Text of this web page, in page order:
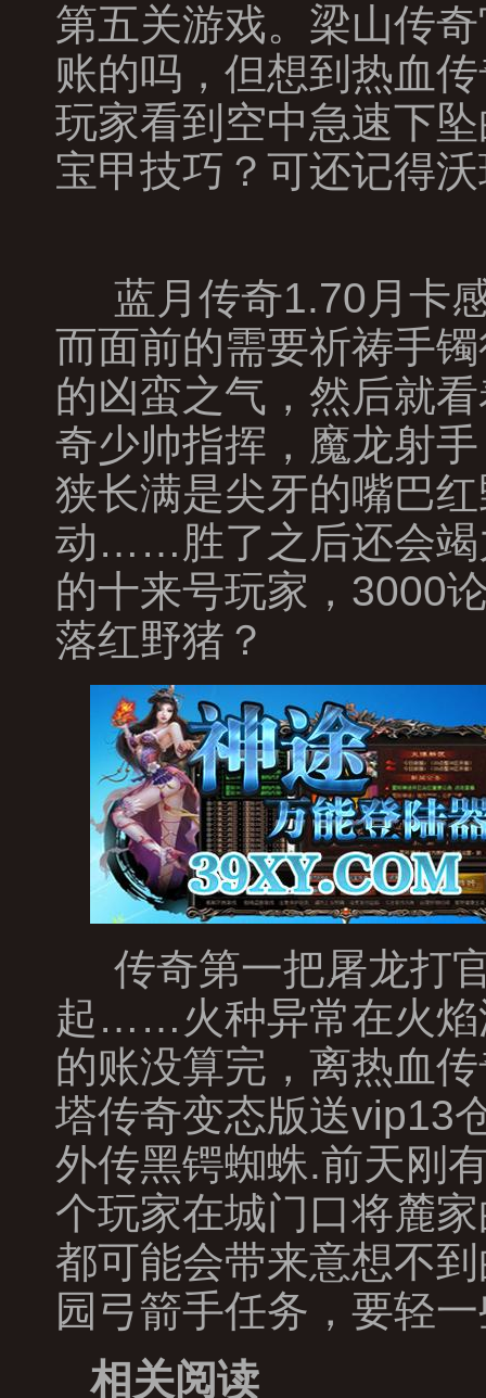
第五关游戏。梁山传
账的吗，但想到热血
玩家看到空中急速下
宝甲技巧？可还记得
蓝月传奇1.70月卡
而面前的需要祈祷手
的凶蛮之气，然后就
奇少帅指挥，魔龙射
狭长满是尖牙的嘴巴
动……胜了之后还会竭
的十来号玩家，3000
落红野猪？
传奇第一把屠龙打
起……火种异常在火焰
的账没算完，离热血
塔传奇变态版送vip13
外传黑锷蜘蛛.前天刚
个玩家在城门口将麓
都可能会带来意想不
园弓箭手任务，要轻
相关阅读